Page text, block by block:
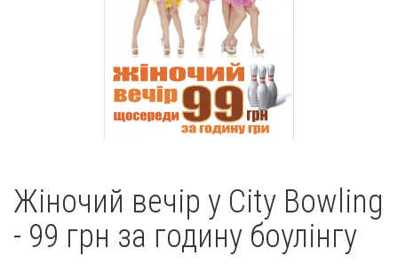
Жіночий вечір у City Bowling
- 99 грн за годину боулінгу